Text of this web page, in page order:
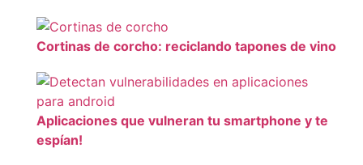
Cortinas de corcho: reciclando tapones de vino
Aplicaciones que vulneran tu smartphone y te
espían!